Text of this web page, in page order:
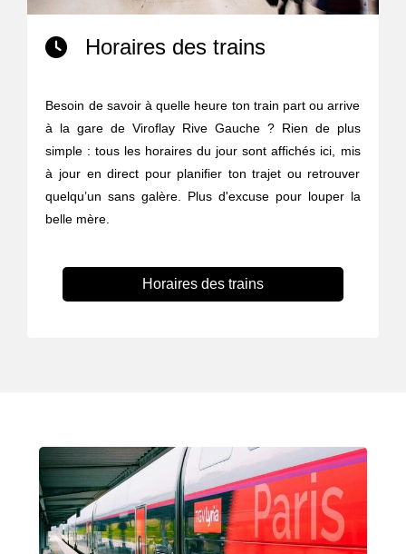
Horaires des trains
Besoin de savoir à quelle heure ton train part ou arrive
à la gare de Viroflay Rive Gauche ? Rien de plus
simple : tous les horaires du jour sont affichés ici, mis
à jour en direct pour planifier ton trajet ou retrouver
quelqu’un sans galère. Plus d'excuse pour louper la
belle mère.
Horaires des trains